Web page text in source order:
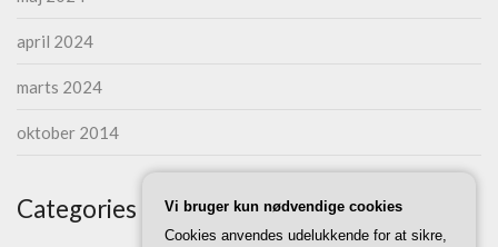
april 2024
marts 2024
oktober 2014
Categories
Vi bruger kun nødvendige cookies
Cookies anvendes udelukkende for at sikre,